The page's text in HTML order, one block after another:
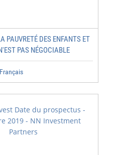
PAUVRETÉ DES ENFANTS ET
PAS NÉGOCIABLE
Français